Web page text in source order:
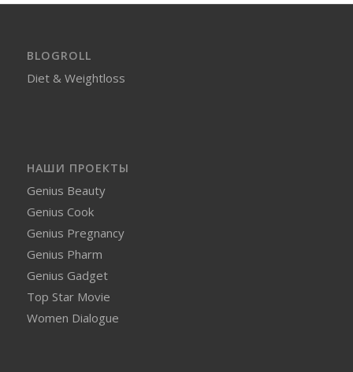
BLOGROLL
Diet & Weightloss
НАШИ ПРОЕКТЫ
Genius Beauty
Genius Cook
Genius Pregnancy
Genius Pharm
Genius Gadget
Top Star Movie
Women Dialogue